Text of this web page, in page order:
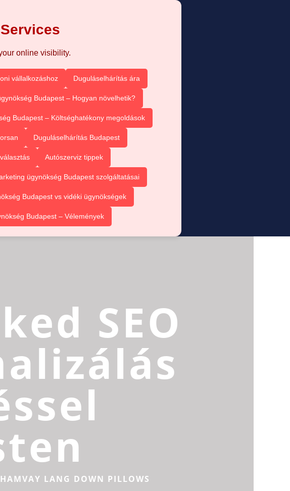
online visibility.
vállalkozáshoz Duguláselhárítás ára
Budapest – Hogyan növelhetik?
Budapest – Költséghatékony megoldások
Duguláselhárítás Budapest
Autószerviz tippek
ügynökség Budapest szolgáltatásai
Budapest vs vidéki ügynökségek
Budapest – Vélemények
SEO
LANG DOWN PILLOWS